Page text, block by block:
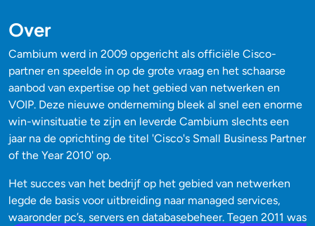
Over
Cambium werd in 2009 opgericht als officiële Cisco-
partner en speelde in op de grote vraag en het schaarse
aanbod van expertise op het gebied van netwerken en
VOIP. Deze nieuwe onderneming bleek al snel een enorme
win-winsituatie te zijn en leverde Cambium slechts een
jaar na de oprichting de titel 'Cisco's Small Business Partner
of the Year 2010' op.
Het succes van het bedrijf op het gebied van netwerken
legde de basis voor uitbreiding naar managed services,
waaronder pc’s, servers en databasebeheer. Tegen 2011 was